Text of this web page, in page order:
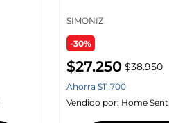
SIMONIZ
-30%
$27.250 $38.950
Ahorra $11.700
Vendido por: Home